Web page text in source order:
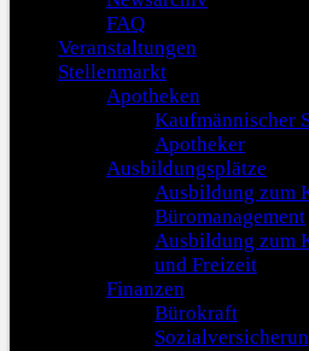
FAQ
Veranstaltungen
Stellenmarkt
Apotheken
Kaufmännischer
Apotheker
Ausbildungsplätze
Ausbildung zum
Büromanagement
Ausbildung zum
und Freizeit
Finanzen
Bürokraft